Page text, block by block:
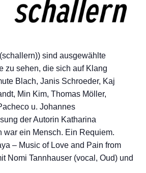
sind ausgewählte
zu sehen, die sich auf Klang
Blach, Janis Schroeder, Kaj
Min Kim, Thomas Möller,
u. Johannes
der Autorin Katharina
war ein Mensch. Ein Requiem.
– Music of Love and Pain from
Nomi Tannhauser (vocal, Oud) und